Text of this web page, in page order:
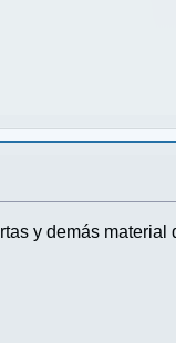
y demás material